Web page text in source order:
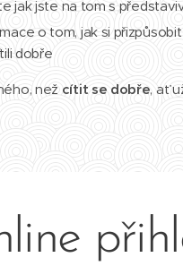
jak jste na tom s
o tom, jak si
dobře
než cítit se dobře, ať